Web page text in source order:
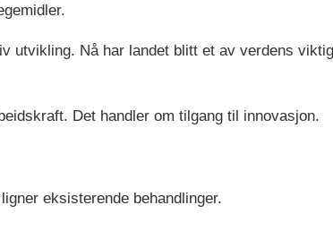
utvikling. Nå har landet blitt et av verdens
Det handler om tilgang til innovasjon.
eksisterende behandlinger.